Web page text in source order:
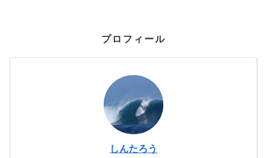
プロフィール
しんたろう